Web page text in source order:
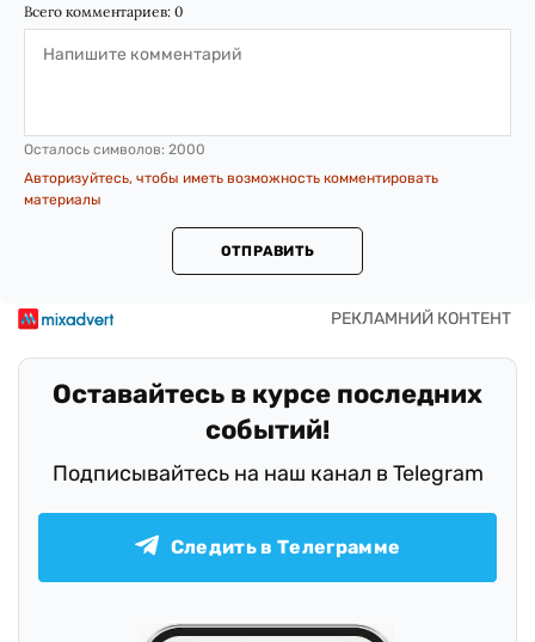
Всего комментариев: 0
Осталось символов: 2000
Авторизуйтесь, чтобы иметь возможность комментировать
материалы
ОТПРАВИТЬ
Оставайтесь в курсе последних
событий!
Подписывайтесь на наш канал в Telegram
Следить в Телеграмме